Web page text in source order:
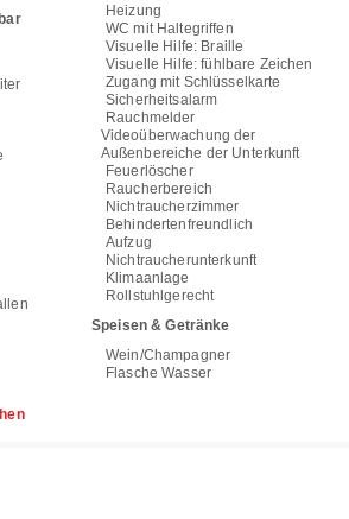
Heizung
WC mit Haltegriffen
Visuelle Hilfe: Braille
Visuelle Hilfe: fühlbare Zeichen
Zugang mit Schlüsselkarte
Sicherheitsalarm
Rauchmelder
Videoüberwachung der
Außenbereiche der Unterkunft
Feuerlöscher
Raucherbereich
Nichtraucherzimmer
Behindertenfreundlich
Aufzug
Nichtraucherunterkunft
Klimaanlage
Rollstuhlgerecht
Speisen & Getränke
Wein/Champagner
Flasche Wasser